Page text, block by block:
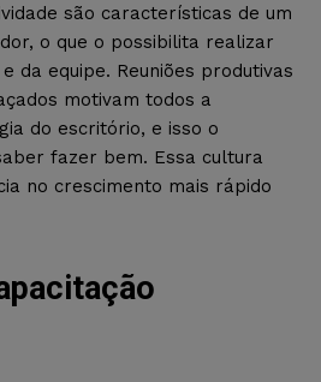
são características de um
o que o possibilita realizar
da equipe. Reuniões produtivas
motivam todos a
do escritório, e isso o
fazer bem. Essa cultura
no crescimento mais rápido